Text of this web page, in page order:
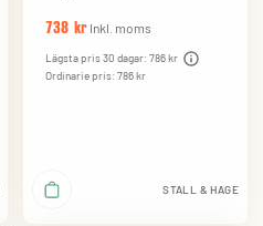
738 kr Inkl. moms
Lägsta pris 30 dagar: 786 kr
Ordinarie pris: 786 kr
STALL & HAGE